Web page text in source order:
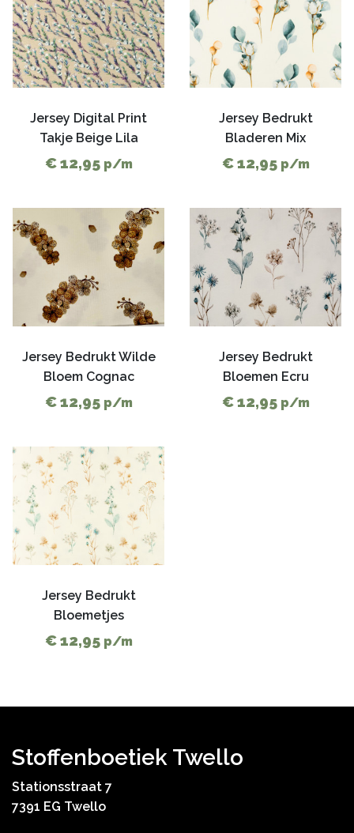
Jersey Digital Print
Takje Beige Lila
€ 12,95 p/m
Jersey Bedrukt
Bladeren Mix
€ 12,95 p/m
Jersey Bedrukt Wilde
Bloem Cognac
€ 12,95 p/m
Jersey Bedrukt
Bloemen Ecru
€ 12,95 p/m
Jersey Bedrukt
Bloemetjes
€ 12,95 p/m
Stoffenboetiek Twello
Stationsstraat 7
7391 EG Twello